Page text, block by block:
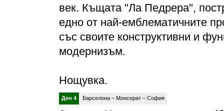
век. Къщата "Ла Педрера",
едно от най-емблематичните
със своите конструктивни и
модернизъм.
Нощувка.
Ден 4 Барселона – Монсерат – София